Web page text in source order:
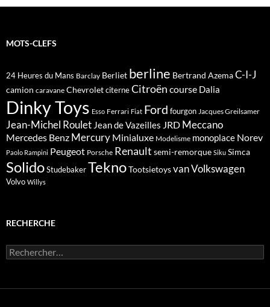
MOTS-CLEFS
24 Heures du Mans Barclay Berliet berline Bertrand AzemaC-I-J
camion caravane ChevroletciterneCitroën course Dalia
Dinky Toys Esso Ferrari Fiat Ford fourgon Jacques Greilsamer
Jean-Michel Roulet Jean de Vazeilles JRD Meccano
Mercedes Benz Mercury Minialuxe Modelisme monoplace Norev
Paolo Rampini Peugeot Porsche Renault semi-remorque Siku Simca
SolidoStudebakerTeknoTootsietoysvanVolkswagen
Volvo Willys
RECHERCHE
Rechercher :